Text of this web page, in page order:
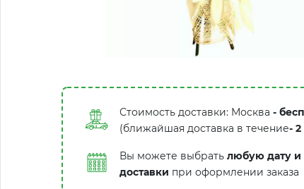
Стоимость доставки: Москва -
(ближайшая доставка в течение- 2
Вы можете выбрать любую дату и
доставки при оформлении заказа